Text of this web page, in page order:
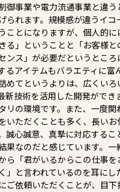
御事業や電力流通事業と違
られます。規模感が違うイ
ことになりますが、個人的に
る」ということと「お客様
ンス」が必要だというとこ
るアイテムもバラエティに富
めてというよりは、広くい
新技術を活用した開発がで
リの環境です。また、一度関
いただくことも多く、長い
誠心誠意、真摯に対応する
果なのだと感じています。
ら「君がいるからこの仕事
」と言われているのを耳にし
ご依頼いただくことが、目下